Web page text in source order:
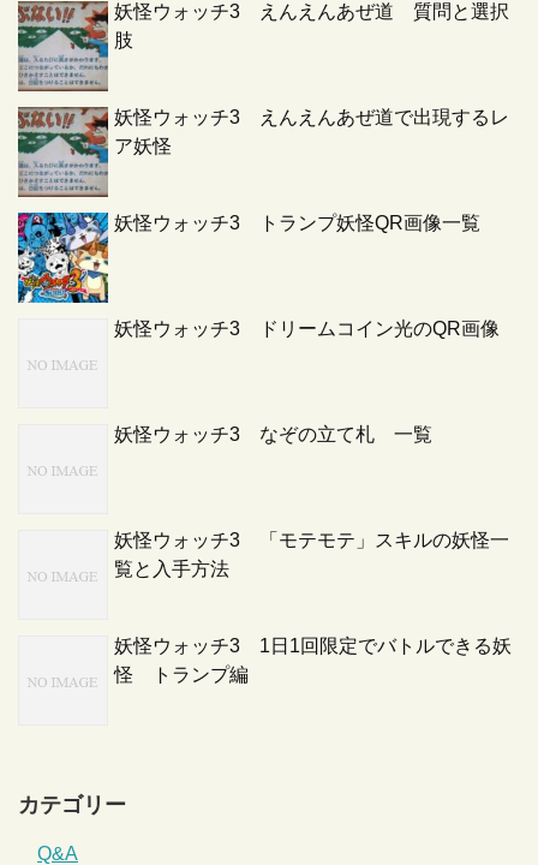
妖怪ウォッチ3 えんえんあぜ道 質問と選択
肢
妖怪ウォッチ3 えんえんあぜ道で出現するレ
ア妖怪
妖怪ウォッチ3 トランプ妖怪QR画像一覧
妖怪ウォッチ3 ドリームコイン光のQR画像
妖怪ウォッチ3 なぞの立て札 一覧
妖怪ウォッチ3 「モテモテ」スキルの妖怪一
覧と入手方法
妖怪ウォッチ3 1日1回限定でバトルできる妖
怪 トランプ編
カテゴリー
Q&A